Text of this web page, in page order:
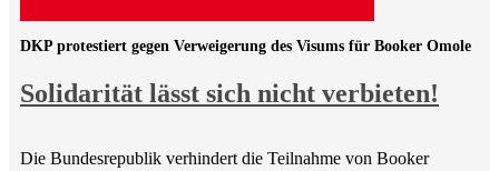
Solidarität lässt sich nicht verbieten!
DKP protestiert gegen Verweigerung des Visums für Booker Omole
Die Bundesrepublik verhindert die Teilnahme von Booker